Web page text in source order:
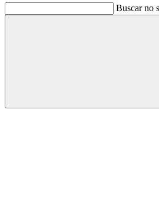
Buscar no
Buscar